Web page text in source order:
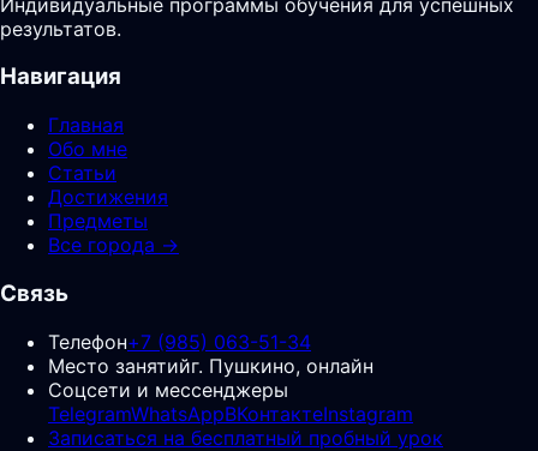
результатов.
Навигация
Главная
Обо мне
Статьи
Достижения
Предметы
Все города →
Связь
Телефон+7 (985) 063-51-34
Место занятийг. Пушкино, онлайн
Соцсети и мессенджеры
TelegramWhatsAppВКонтактеInstagram
Записаться на бесплатный пробный урок